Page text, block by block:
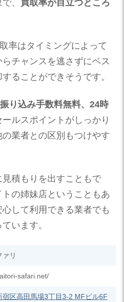
、 買取率が目立つところ
率はタイミングによって
チャンスを逃さずにベス
ることができそうです。
り込み手数料無料、24時
ルスポイントがしっかり
業者との区別もつけやす
積もりを出すこともで
の姉妹店ということもあ
して利用できる業者でも
います。
ァリ
safari.net/
宿区高田馬場3丁目3-2 MFビル6F